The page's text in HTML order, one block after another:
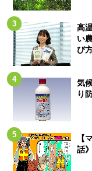
高
い
び
気
り
【
話